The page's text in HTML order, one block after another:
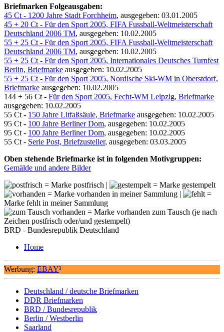
Briefmarken Folgeausgaben:
45 Ct - 1200 Jahre Stadt Forchheim, ausgegeben: 03.01.2005
45 + 20 Ct - Für den Sport 2005, FIFA Fussball-Weltmeisterschaft
Deutschland 2006 TM, ausgegeben: 10.02.2005
55 + 25 Ct - Für den Sport 2005, FIFA Fussball-Weltmeisterschaft
Deutschland 2006 TM, ausgegeben: 10.02.2005
55 + 25 Ct - Für den Sport 2005, Internationales Deutsches Turnfest
Berlin, Briefmarke ausgegeben: 10.02.2005
55 + 25 Ct - Für den Sport 2005, Nordische Ski-WM in Oberstdorf,
Briefmarke ausgegeben: 10.02.2005
144 + 56 Ct - Für den Sport 2005, Fecht-WM Leipzig, Briefmarke
ausgegeben: 10.02.2005
55 Ct - 150 Jahre Litfaßsäule, Briefmarke ausgegeben: 10.02.2005
95 Ct - 100 Jahre Berliner Dom, ausgegeben: 10.02.2005
95 Ct - 100 Jahre Berliner Dom, ausgegeben: 10.02.2005
55 Ct - Serie Post, Briefzusteller, ausgegeben: 03.03.2005
Oben stehende Briefmarke ist in folgenden Motivgruppen:
Gemälde und andere Bilder
= Marke postfrisch |
= Marke gestempelt
= Marke vorhanden in meiner Sammlung |
=
Marke fehlt in meiner Sammlung
= Marke vorhanden zum Tausch (je nach
Zeichen postfrisch oder/und gestempelt)
BRD - Bundesrepublik Deutschland
Home
Werbung: EBAY¹
Deutschland / deutsche Briefmarken
DDR Briefmarken
BRD / Bundesrepublik
Berlin / Westberlin
Saarland